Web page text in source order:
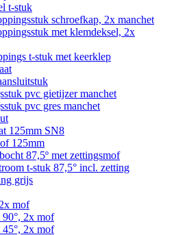
t-stuk
schroefkap, 2x manchet
met klemdeksel, 2x
t-stuk met keerklep
pvc gietijzer manchet
pvc gres manchet
125mm SN8
125mm
87,5º met zettingsmof
t-stuk 87,5° incl. zetting
grijs
mof
2x mof
2x mof